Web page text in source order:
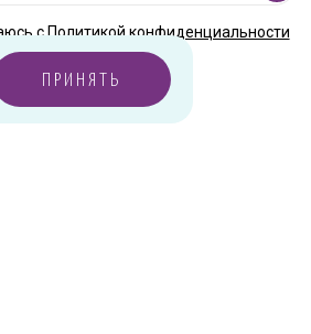
сПолитикой конфиденциальности
ПРИНЯТЬ